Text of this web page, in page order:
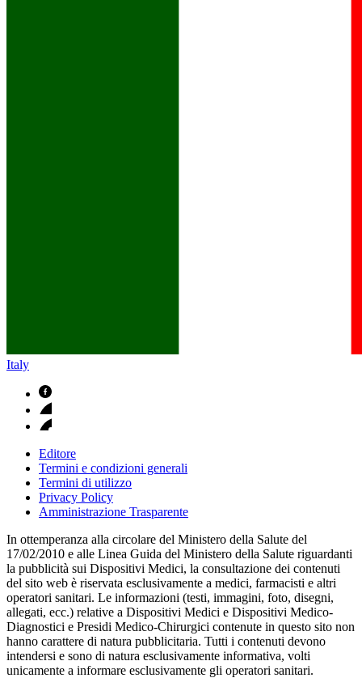
Italy
Editore
Termini e condizioni generali
Termini di utilizzo
Privacy Policy
Amministrazione Trasparente
In ottemperanza alla circolare del Ministero della Salute del
17/02/2010 e alle Linea Guida del Ministero della Salute riguardanti
la pubblicità sui Dispositivi Medici, la consultazione dei contenuti
del sito web è riservata esclusivamente a medici, farmacisti e altri
operatori sanitari. Le informazioni (testi, immagini, foto, disegni,
allegati, ecc.) relative a Dispositivi Medici e Dispositivi Medico-
Diagnostici e Presidi Medico-Chirurgici contenute in questo sito non
hanno carattere di natura pubblicitaria. Tutti i contenuti devono
intendersi e sono di natura esclusivamente informativa, volti
unicamente a informare esclusivamente gli operatori sanitari.